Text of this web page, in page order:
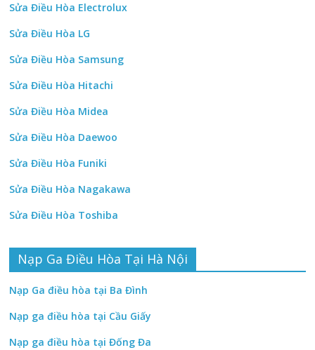
Sửa Điều Hòa Electrolux
Sửa Điều Hòa LG
Sửa Điều Hòa Samsung
Sửa Điều Hòa Hitachi
Sửa Điều Hòa Midea
Sửa Điều Hòa Daewoo
Sửa Điều Hòa Funiki
Sửa Điều Hòa Nagakawa
Sửa Điều Hòa Toshiba
Nạp Ga Điều Hòa Tại Hà Nội
Nạp Ga điều hòa tại Ba Đình
Nạp ga điều hòa tại Cầu Giấy
Nạp ga điều hòa tại Đống Đa